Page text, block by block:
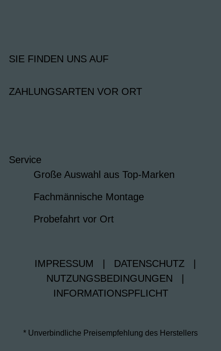
SIE FINDEN UNS AUF
ZAHLUNGSARTEN VOR ORT
Service
Große Auswahl aus Top-Marken
Fachmännische Montage
Probefahrt vor Ort
IMPRESSUM DATENSCHUTZ
NUTZUNGSBEDINGUNGEN
INFORMATIONSPFLICHT
* Unverbindliche Preisempfehlung des Herstellers